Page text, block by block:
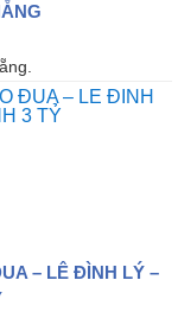
– LÊ ĐÌNH LÝ –